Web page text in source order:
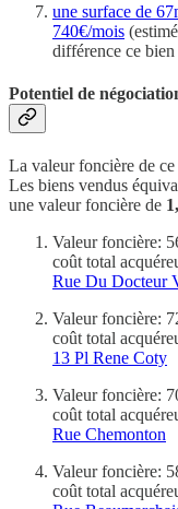
une surface de
740€/mois
différence ce
Potentiel de
La valeur foncière de ce
Les biens vendus
une valeur foncière de
Valeur foncière:
coût total
Rue Du Docteur
Valeur foncière:
coût total
13 Pl Rene Coty
Valeur foncière:
coût total
Rue Chemonton
Valeur foncière:
coût total